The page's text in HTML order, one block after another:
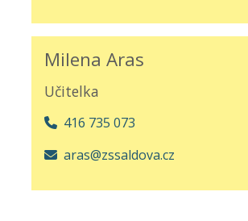
Milena Aras
Učitelka
416 735 073
aras@zssaldova.cz